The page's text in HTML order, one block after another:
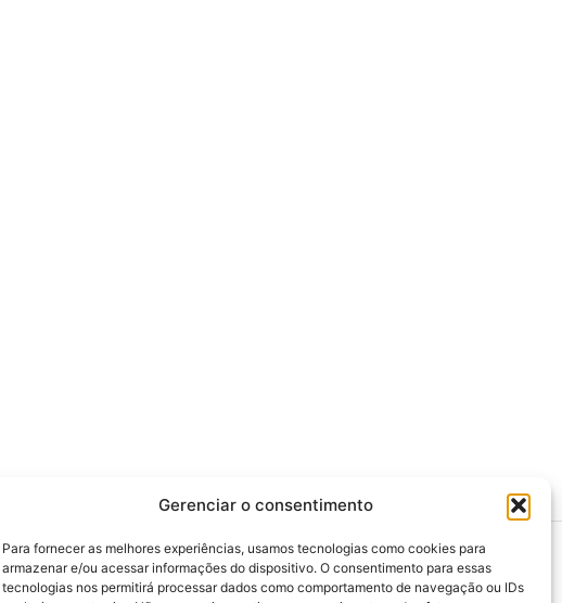
Gerenciar o consentimento
Para fornecer as melhores experiências, usamos tecnologias como cookies para
armazenar e/ou acessar informações do dispositivo. O consentimento para essas
tecnologias nos permitirá processar dados como comportamento de navegação ou IDs